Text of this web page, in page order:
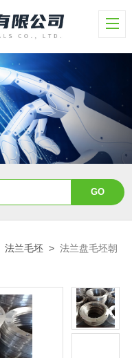
法兰毛坯 >法兰盘毛坯朝